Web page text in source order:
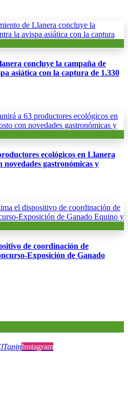
concluye la campaña de
asiática con la captura de 1.330
ecológicos en Llanera
novedades gastronómicas y
de coordinación de
Exposición de Ganado
Instagram